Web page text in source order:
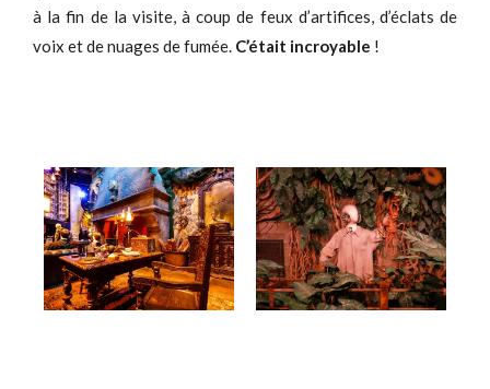
à la fin de la visite, à coup de feux d’artifices, d’éclats de
voix et de nuages de fumée. C’était incroyable !